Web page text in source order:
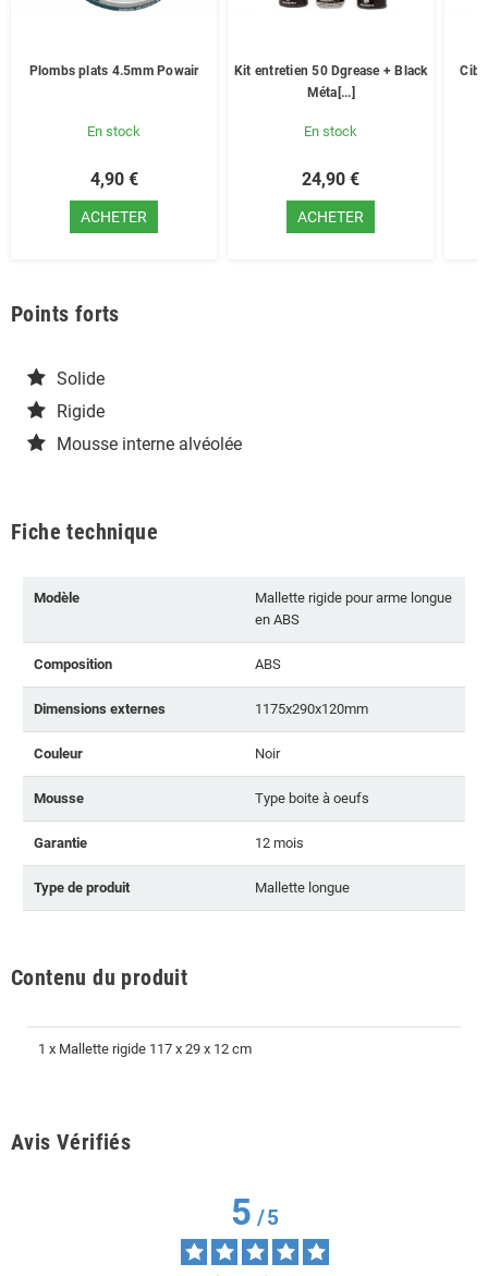
Plombs plats 4.5mm Powair
En stock
4,90 €
ACHETER
Kit entretien 50 Dgrease + Black
Méta[...]
En stock
24,90 €
ACHETER
Points forts
Solide
Rigide
Mousse interne alvéolée
Fiche technique
Modèle
Mallette rigide pour arme longue
en ABS
Composition ABS
Dimensions externes 1175x290x120mm
Couleur Noir
Mousse Type boite à oeufs
Garantie 12 mois
Type de produit Mallette longue
Contenu du produit
1 x Mallette rigide 117 x 29 x 12 cm
Avis Vérifiés
5/5